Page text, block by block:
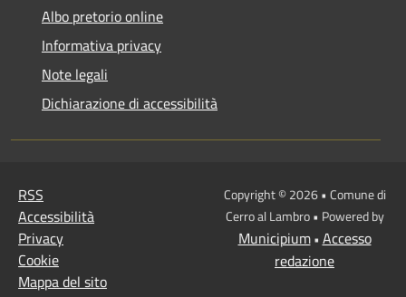
Albo pretorio online
Informativa privacy
Note legali
Dichiarazione di accessibilità
RSS
Accessibilità
Privacy
Cookie
Mappa del sito
Copyright © 2026 • Comune di
Cerro al Lambro • Powered by
Municipium• Accesso
redazione